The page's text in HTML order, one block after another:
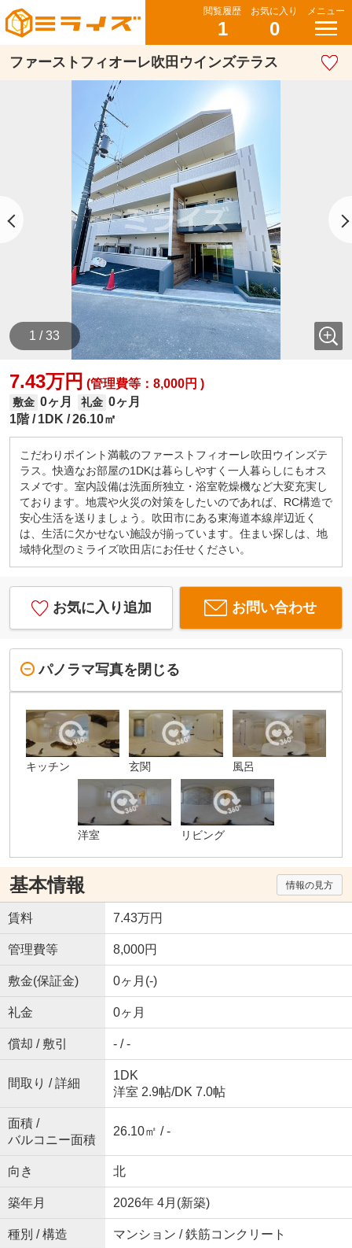
閲覧履歴
1
お気に入り
0
メニュー
ファーストフィオーレ吹田ウインズテラス
1 / 33
7.43万円 (管理費等：8,000円 )
敷金 0ヶ月 礼金 0ヶ月
1階
1DK 26.10㎡
こだわりポイント満載のファーストフィオーレ吹田ウインズテ
ラス。快適なお部屋の1DKは暮らしやすく一人暮らしにもオス
スメです。室内設備は洗面所独立・浴室乾燥機など大変充実し
ております。地震や火災の対策をしたいのであれば、RC構造で
安心生活を送りましょう。吹田市にある東海道本線岸辺近く
は、生活に欠かせない施設が揃っています。住まい探しは、地
域特化型のミライズ吹田店にお任せください。
お気に入り追加 お問い合わせ
パノラマ写真を閉じる
キッチン 玄関 風呂
洋室 リビング
基本情報 情報の見方
賃料 7.43万円
管理費等 8,000円
敷金(保証金) 0ヶ月(-)
礼金 0ヶ月
償却 / 敷引 - / -
間取り / 詳細
1DK
洋室 2.9帖/DK 7.0帖
面積 /
バルコニー面積
26.10㎡ / -
向き 北
築年月 2026年 4月(新築)
種別 / 構造 マンション / 鉄筋コンクリート